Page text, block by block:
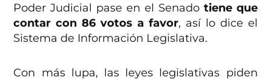
Poder Judicial pase en el Senado tiene que
contar con 86 votos a favor, así lo dice el
Sistema de Información Legislativa.
Con más lupa, las leyes legislativas piden